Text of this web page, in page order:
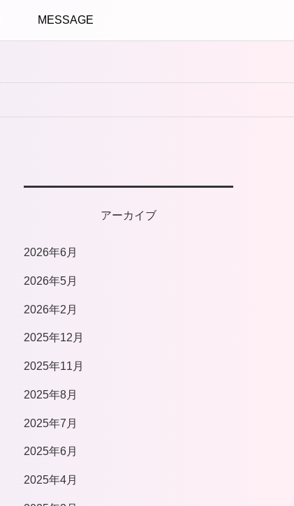
MESSAGE
アーカイブ
2026年6月
2026年5月
2026年2月
2025年12月
2025年11月
2025年8月
2025年7月
2025年6月
2025年4月